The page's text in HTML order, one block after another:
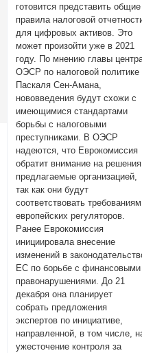
готовится представить общие
правила налоговой
для цифровых активов. Это
может произойти уже в 2021
году. По мнению главы
ОЭСР по налоговой политике
Паскаля Сен-Амана,
нововведения будут схожи с
имеющимися стандартами
борьбы с налоговыми
преступниками. В ОЭСР
надеются, что Еврокомиссия
обратит внимание на
предлагаемые организацией,
так как они будут
соответствовать требованиям
европейских регуляторов.
Ранее Еврокомиссия
инициировала внесение
изменений в
ЕС по борьбе с финансовыми
правонарушениями. До 21
декабря она планирует
собрать предложения
экспертов по инициативе,
направленной, в том числе,
ужесточение контроля за